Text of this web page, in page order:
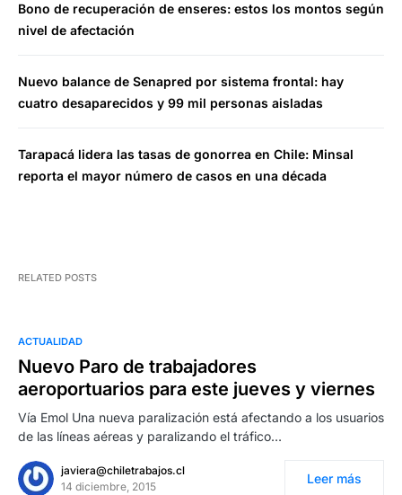
Bono de recuperación de enseres: estos los montos según
nivel de afectación
Nuevo balance de Senapred por sistema frontal: hay
cuatro desaparecidos y 99 mil personas aisladas
Tarapacá lidera las tasas de gonorrea en Chile: Minsal
reporta el mayor número de casos en una década
RELATED POSTS
ACTUALIDAD
Nuevo Paro de trabajadores
aeroportuarios para este jueves y viernes
Vía Emol Una nueva paralización está afectando a los usuarios
de las líneas aéreas y paralizando el tráfico…
javiera@chiletrabajos.cl
14 diciembre, 2015
Leer más